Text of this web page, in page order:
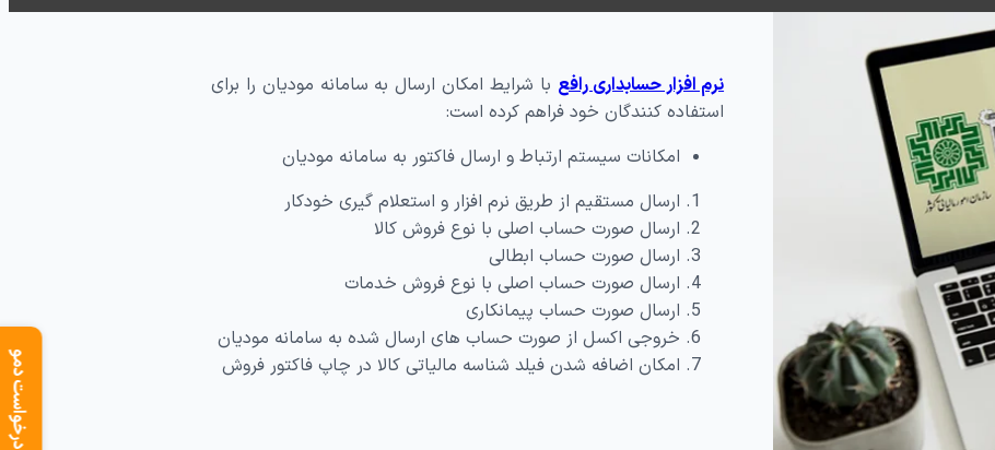
نرم افزار حسابداری رافع با شرایط امکان ارسال به سامانه مودیان را برای
استفاده کنندگان خود فراهم کرده است:
امکانات سیستم ارتباط و ارسال فاکتور به سامانه مودیان
ارسال مستقیم از طریق نرم افزار و استعلام گیری خودکار
ارسال صورت حساب اصلی با نوع فروش کالا
ارسال صورت حساب ابطالی
ارسال صورت حساب اصلی با نوع فروش خدمات
ارسال صورت حساب پیمانکاری
خروجی اکسل از صورت حساب های ارسال شده به سامانه مودیان
امکان اضافه شدن فیلد شناسه مالیاتی کالا در چاپ فاکتور فروش
درخواست دمو